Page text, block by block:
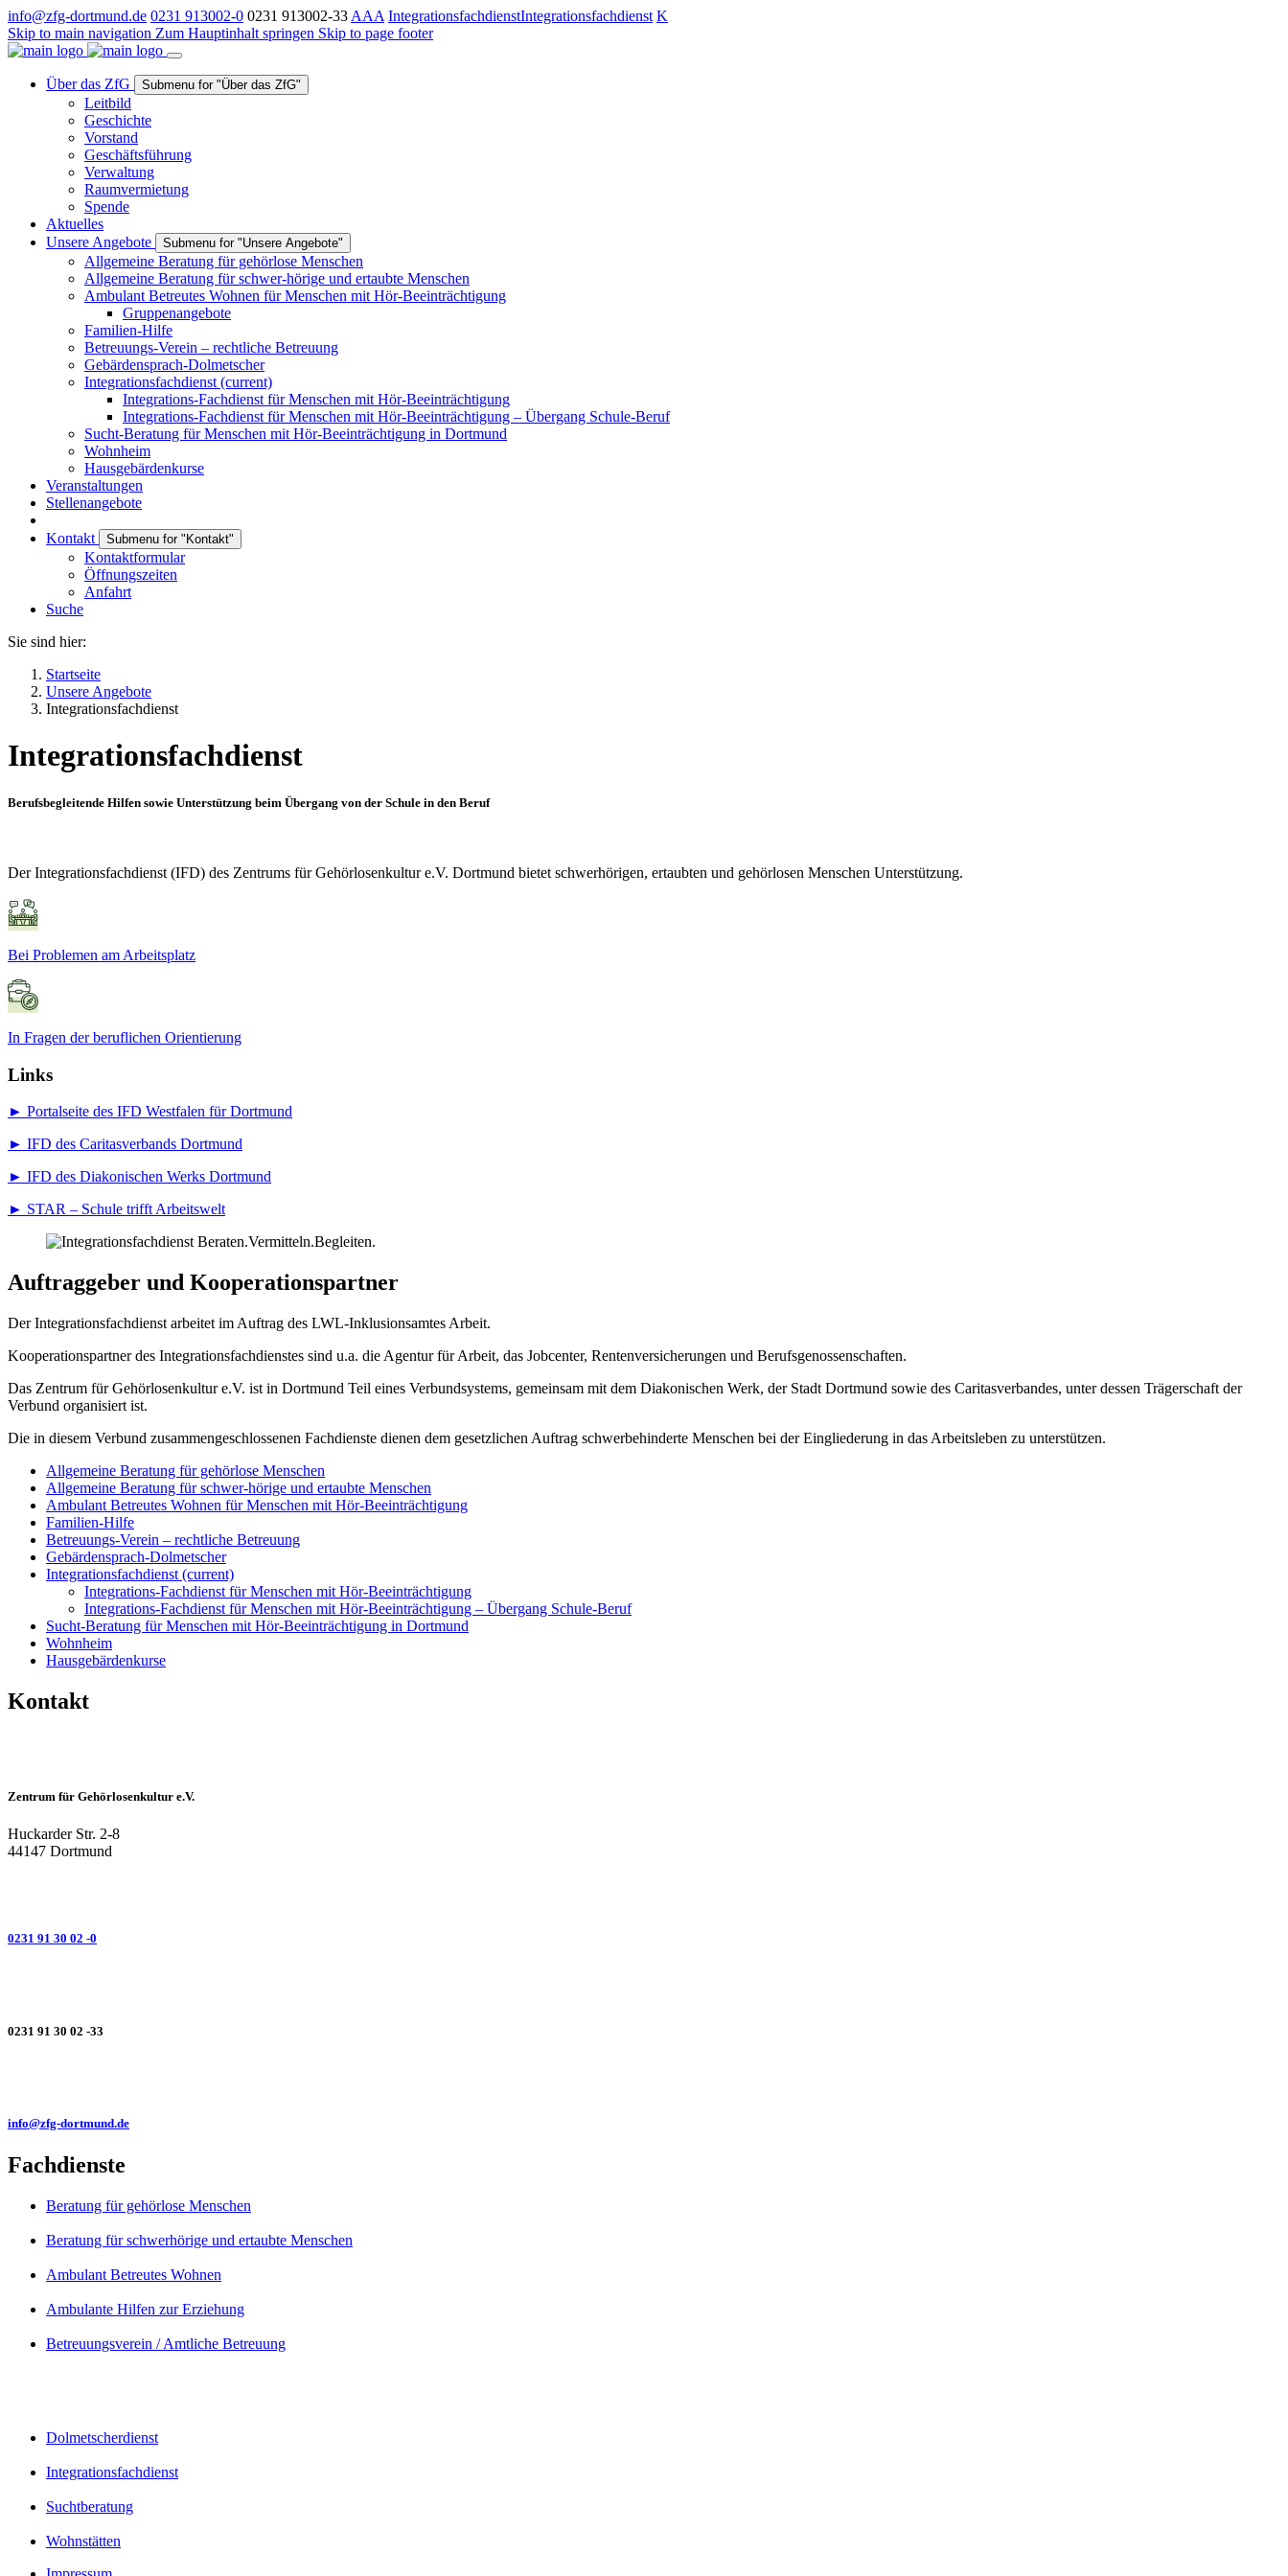
info@zfg-dortmund.de 0231 913002-0 0231 913002-33 AAA IntegrationsfachdienstIntegrationsfachdienst K
Skip to main navigation Zum Hauptinhalt springen Skip to page footer
Über das ZfG Submenu for "Über das ZfG"
Leitbild
Geschichte
Vorstand
Geschäftsführung
Verwaltung
Raumvermietung
Spende
Aktuelles
Unsere Angebote
Submenu for "Unsere Angebote"
Allgemeine Beratung für gehörlose Menschen
Allgemeine Beratung für schwer-hörige und ertaubte Menschen
Ambulant Betreutes Wohnen für Menschen mit Hör-Beeinträchtigung
Gruppenangebote
Familien-Hilfe
Betreuungs-Verein – rechtliche Betreuung
Gebärdensprach-Dolmetscher
Integrationsfachdienst (current)
Integrations-Fachdienst für Menschen mit Hör-Beeinträchtigung
Integrations-Fachdienst für Menschen mit Hör-Beeinträchtigung – Übergang Schule-Beruf
Sucht-Beratung für Menschen mit Hör-Beeinträchtigung in Dortmund
Wohnheim
Hausgebärdenkurse
Veranstaltungen
Stellenangebote
Kontakt Submenu for "Kontakt"
Kontaktformular
Öffnungszeiten
Anfahrt
Suche
Sie sind hier:
Startseite
Unsere Angebote
Integrationsfachdienst
Integrationsfachdienst
Berufsbegleitende Hilfen sowie Unterstützung beim Übergang von der Schule in den Beruf
Der Integrationsfachdienst (IFD) des Zentrums für Gehörlosenkultur e.V. Dortmund bietet schwerhörigen, ertaubten und gehörlosen Menschen Unterstützung.
Bei Problemen am Arbeitsplatz
In Fragen der beruflichen Orientierung
Links
► Portalseite des IFD Westfalen für Dortmund
► IFD des Caritasverbands Dortmund
► IFD des Diakonischen Werks Dortmund
► STAR – Schule trifft Arbeitswelt
Auftraggeber und Kooperationspartner
Der Integrationsfachdienst arbeitet im Auftrag des LWL-Inklusionsamtes Arbeit.
Kooperationspartner des Integrationsfachdienstes sind u.a. die Agentur für Arbeit, das Jobcenter, Rentenversicherungen und Berufsgenossenschaften.
Das Zentrum für Gehörlosenkultur e.V. ist in Dortmund Teil eines Verbundsystems, gemeinsam mit dem Diakonischen Werk, der Stadt Dortmund sowie des Caritasverbandes, unter dessen Trägerschaft der
Verbund organisiert ist.
Die in diesem Verbund zusammengeschlossenen Fachdienste dienen dem gesetzlichen Auftrag schwerbehinderte Menschen bei der Eingliederung in das Arbeitsleben zu unterstützen.
Allgemeine Beratung für gehörlose Menschen
Allgemeine Beratung für schwer-hörige und ertaubte Menschen
Ambulant Betreutes Wohnen für Menschen mit Hör-Beeinträchtigung
Familien-Hilfe
Betreuungs-Verein – rechtliche Betreuung
Gebärdensprach-Dolmetscher
Integrationsfachdienst (current)
Integrations-Fachdienst für Menschen mit Hör-Beeinträchtigung
Integrations-Fachdienst für Menschen mit Hör-Beeinträchtigung – Übergang Schule-Beruf
Sucht-Beratung für Menschen mit Hör-Beeinträchtigung in Dortmund
Wohnheim
Hausgebärdenkurse
Kontakt
Zentrum für Gehörlosenkultur e.V.
Huckarder Str. 2-8
44147 Dortmund
0231 91 30 02 -0
0231 91 30 02 -33
info@zfg-dortmund.de
Fachdienste
Beratung für gehörlose Menschen
Beratung für schwerhörige und ertaubte Menschen
Ambulant Betreutes Wohnen
Ambulante Hilfen zur Erziehung
Betreuungsverein / Amtliche Betreuung
Dolmetscherdienst
Integrationsfachdienst
Suchtberatung
Wohnstätten